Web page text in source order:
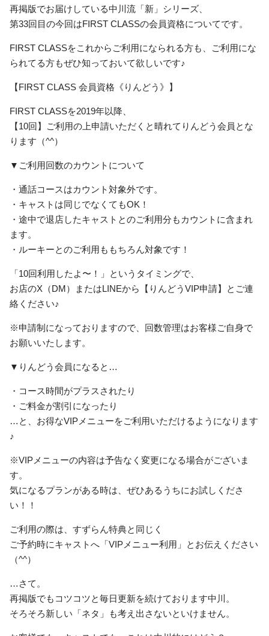
再掲版でお届けしている中川流「新」シリーズ、
第33回目の今回はFIRST CLASSの会員資格についてです。
FIRST CLASSをこれからご利用になられる方も、ご利用にな
られてる方もぜひ知っておいて欲しいです♪
【FIRST CLASS 会員資格《りんどう》】
FIRST CLASSを2019年以降、
【10回】ご利用の上申請いただくと晴れてりんどう会員とな
ります（^^）
▼ご利用回数のカウントについて
・通話コースはカウント対象外です。
・キャストは同じでなくてもOK！
・途中で退店したキャストとのご利用分もカウントに含まれ
ます。
・ルーキーとのご利用ももちろん対象です！
「10回利用したよ〜！」というタイミングで、
お店のX（DM）またはLINEから【りんどうVIP申請】とご連
絡ください♪
※申請制になっておりますので、回数管理はお客様ご自身で
お願いいたします。
▼りんどう会員になると…
・コース時間がプラスされたり
・ご料金が割引になったり
…と、お得なVIPメニューをご利用いただけるようになります
♪
※VIPメニューの内容は予告なく変更になる場合がございま
す。
気になるプランがある時は、ぜひあるうちにお試しくださ
い！！
ご利用の際は、すずらん特典と同じく
ご予約時にキャストへ「VIPメニュー利用」とお伝えください
（^^）
…さて。
再掲版でもコツコツと毎日更新を続けております中川。
そろそろ新しい「ネタ」も考え出さないといけません。